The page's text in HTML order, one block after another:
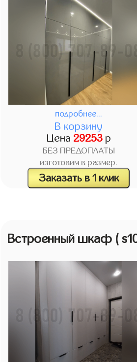
подробнее...
В корзину
Цена 29253р
БЕЗ ПРЕДОПЛАТЫ
изготовим в размер.
Заказать в 1 клик
Встроенный шкаф (